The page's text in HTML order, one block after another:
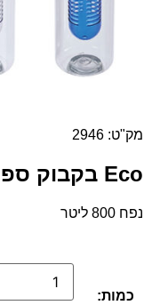
מק"ט: 2946
Eco בקבוק ספורט עם פילטר לפירות
נפח 800 ליטר
כמות: